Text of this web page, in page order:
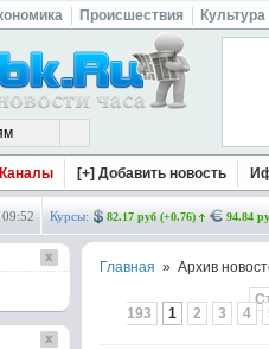
Происшествия Культура
Каналы [+] Добавить новость
09:52 Курсы: 82.17 руб (+0.76) 94.84
Главная » Архив
193
1 2 3 4